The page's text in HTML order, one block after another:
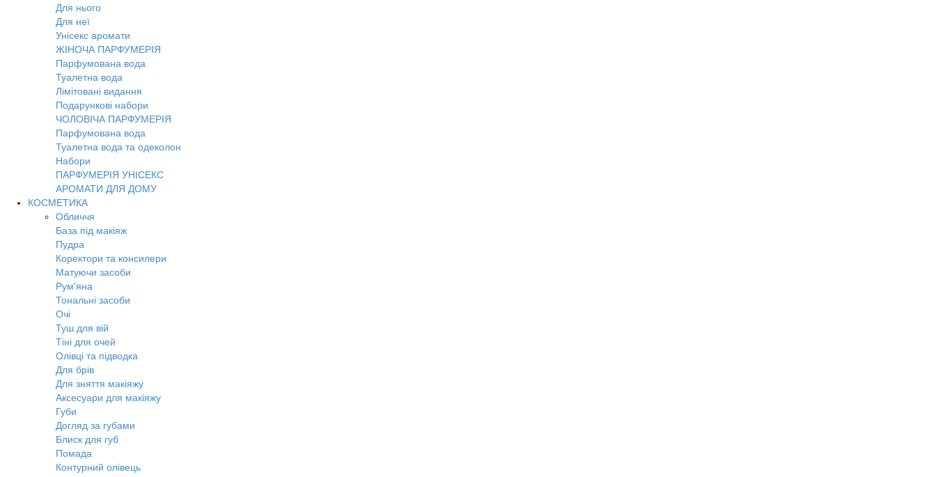
Для нього
Для неї
Унісекс аромати
ЖІНОЧА ПАРФУМЕРІЯ
Парфумована вода
Туалетна вода
Лімітовані видання
Подарункові набори
ЧОЛОВІЧА ПАРФУМЕРІЯ
Парфумована вода
Туалетна вода та одеколон
Набори
ПАРФУМЕРІЯ УНІСЕКС
АРОМАТИ ДЛЯ ДОМУ
КОСМЕТИКА
Обличчя
База під макіяж
Пудра
Коректори та консилери
Матуючи засоби
Рум'яна
Тональні засоби
Очі
Туш для вій
Тіні для очей
Олівці та підводка
Для брів
Для зняття макіяжу
Аксесуари для макіяжу
Губи
Догляд за губами
Блиск для губ
Помада
Контурний олівець